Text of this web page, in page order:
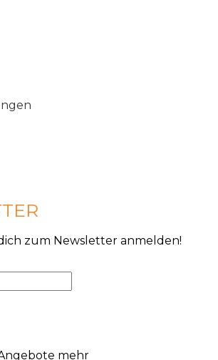
zum Newsletter anmelden!
mehr